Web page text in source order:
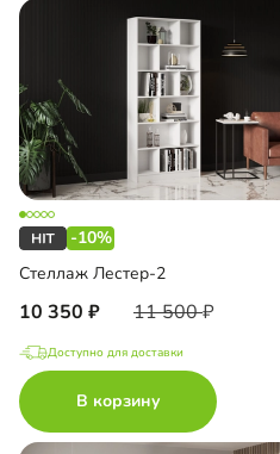
-10%
Стеллаж Лестер-2
10 350 11 500
Доступно для доставки
В корзину